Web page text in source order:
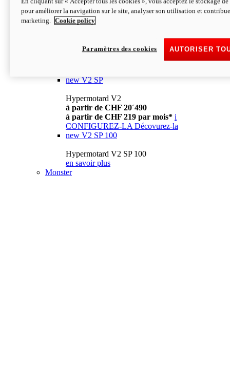
à partir de CHF 13´990 i
CONFIGUREZ-LA Décovurez-la
newV2
à partir de CHF 15´990
à partir de CHF 169 par mois* i
new V2 SP
Hypermotard V2
à partir de CHF 20´490
à partir de CHF 219 par mois* i
CONFIGUREZ-LA Décovurez-la
new V2 SP 100
Hypermotard V2 SP 100
en savoir plus
Monster
pour améliorer la navigation sur le site, analyser son utilisation et
marketing.
Cookie policy
AUTORISER
Paramètres des cookies